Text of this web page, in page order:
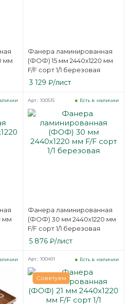
мм
Фанера ламинированная
(ФОФ) 15 мм 2440х1220 мм
F/F сорт 1/1 березовая
3 129 ₽/лист
мм
Фанера ламинированная
(ФОФ) 30 мм 2440х1220 мм
F/F сорт 1/1 березовая
Есть в наличии
Арт.: 100515
5 876₽/лист
Советуем
Есть в наличии
Арт.: 100491